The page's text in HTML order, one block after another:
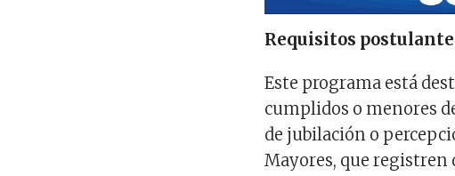
Requisitos
Este programa está
cumplidos o menores
de jubilación o
Mayores, que registren